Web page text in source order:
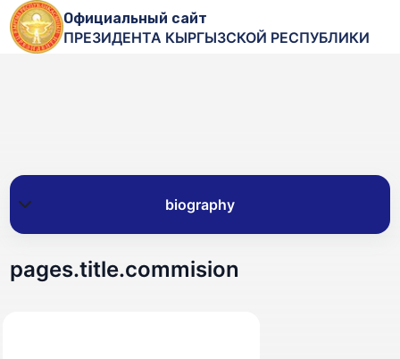
Официальный сайт
ПРЕЗИДЕНТА КЫРГЫЗСКОЙ РЕСПУБЛИКИ
pages.title.commision